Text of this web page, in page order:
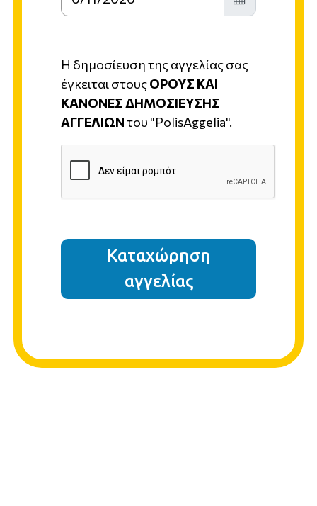
Η δημοσίευση της αγγελίας σας
έγκειται στουςΟΡΟΥΣ ΚΑΙ
ΚΑΝΟΝΕΣ ΔΗΜΟΣΙΕΥΣΗΣ
ΑΓΓΕΛΙΩΝτου "PolisAggelia".
Καταχώρηση
αγγελίας